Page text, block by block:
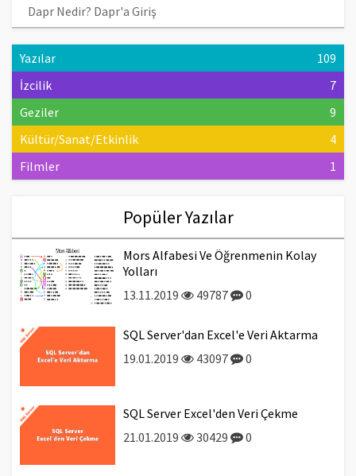
Dapr Nedir? Dapr'a Giriş
Yazılar
109
İzcilik
7
Geziler
9
Kültür/Sanat/Etkinlik
4
Filmler
1
Popüler Yazılar
Mors Alfabesi Ve Öğrenmenin Kolay
Yolları
13.11.2019
49787 0
SQL Server'dan Excel'e Veri Aktarma
19.01.2019
43097 0
SQL Server Excel'den Veri Çekme
21.01.2019
30429 0